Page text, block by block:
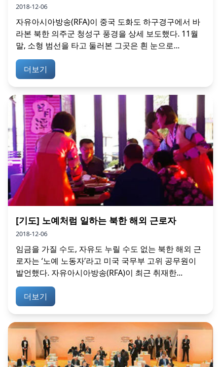
2018-12-06
자유아시아방송(RFA)이 중국 도화도 하구경구에서 바
라본 북한 의주군 청성구 풍경을 상세 보도했다. 11월
말, 소형 범선을 타고 둘러본 그곳은 흰 눈으로...
더보기
[기도] 노예처럼 일하는 북한 해외 근로자
2018-12-06
임금을 가질 수도, 자유도 누릴 수도 없는 북한 해외 근
로자는 ‘노예 노동자’라고 미국 국무부 고위 공무원이
발언했다. 자유아시아방송(RFA)이 최근 취재한...
더보기